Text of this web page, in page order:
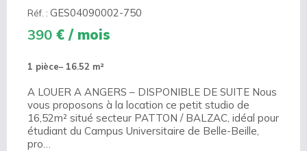
Réf. : GES04090002-750
390 € / mois
1 pièce– 16.52 m²
A LOUER A ANGERS – DISPONIBLE DE SUITE Nous
vous proposons à la location ce petit studio de
16,52m² situé secteur PATTON / BALZAC, idéal pour
étudiant du Campus Universitaire de Belle-Beille,
pro…